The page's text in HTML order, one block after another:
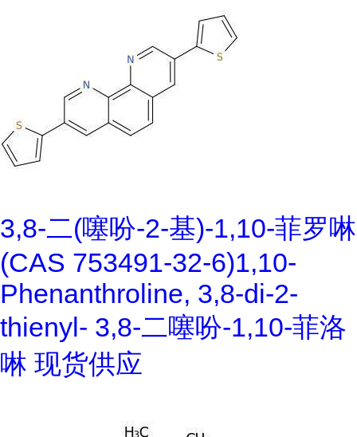
3,8-二(噻吩-2-基)-1,10-菲罗啉
(CAS 753491-32-6)1,10-
Phenanthroline, 3,8-di-2-
thienyl- 3,8-二噻吩-1,10-菲洛
啉 现货供应